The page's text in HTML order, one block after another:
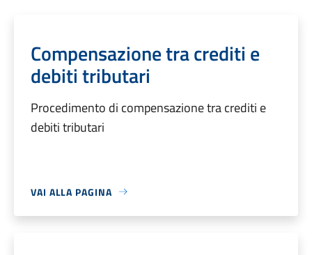
Compensazione tra crediti e
debiti tributari
Procedimento di compensazione tra crediti e
debiti tributari
VAI ALLA PAGINA